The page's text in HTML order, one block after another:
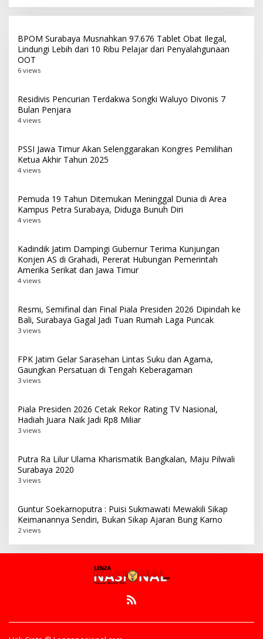
BPOM Surabaya Musnahkan 97.676 Tablet Obat Ilegal,
Lindungi Lebih dari 10 Ribu Pelajar dari Penyalahgunaan
OOT
6 views
Residivis Pencurian Terdakwa Songki Waluyo Divonis 7
Bulan Penjara
4 views
PSSI Jawa Timur Akan Selenggarakan Kongres Pemilihan
Ketua Akhir Tahun 2025
4 views
Pemuda 19 Tahun Ditemukan Meninggal Dunia di Area
Kampus Petra Surabaya, Diduga Bunuh Diri
4 views
Kadindik Jatim Dampingi Gubernur Terima Kunjungan
Konjen AS di Grahadi, Pererat Hubungan Pemerintah
Amerika Serikat dan Jawa Timur
4 views
Resmi, Semifinal dan Final Piala Presiden 2026 Dipindah ke
Bali, Surabaya Gagal Jadi Tuan Rumah Laga Puncak
3 views
FPK Jatim Gelar Sarasehan Lintas Suku dan Agama,
Gaungkan Persatuan di Tengah Keberagaman
3 views
Piala Presiden 2026 Cetak Rekor Rating TV Nasional,
Hadiah Juara Naik Jadi Rp8 Miliar
3 views
Putra Ra Lilur Ulama Kharismatik Bangkalan, Maju Pilwali
Surabaya 2020
3 views
Guntur Soekarnoputra : Puisi Sukmawati Mewakili Sikap
Keimanannya Sendiri, Bukan Sikap Ajaran Bung Karno
2 views